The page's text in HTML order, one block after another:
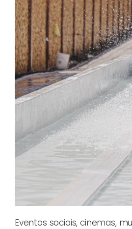
Eventos sociais, cinemas,